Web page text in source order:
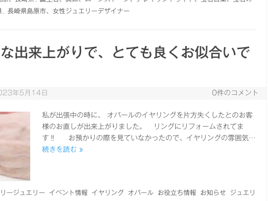
長崎県島原市、女性ジュエリーデザイナー
出来上がりで、とても良くお似合いで
年5月14日 0件のコメント
私が出張中の時に、 オパールのイヤリングを片方失くしたとのお客
様のお直しが出来上がりました。 リングにリフォームされてま
す‼ お預かりの際を見ていなかったので、イヤリングの雰囲気…
続きを読む »
ージュエリー イベント情報 イヤリング オパール お役立ち情報 お知らせ
ジュエリ